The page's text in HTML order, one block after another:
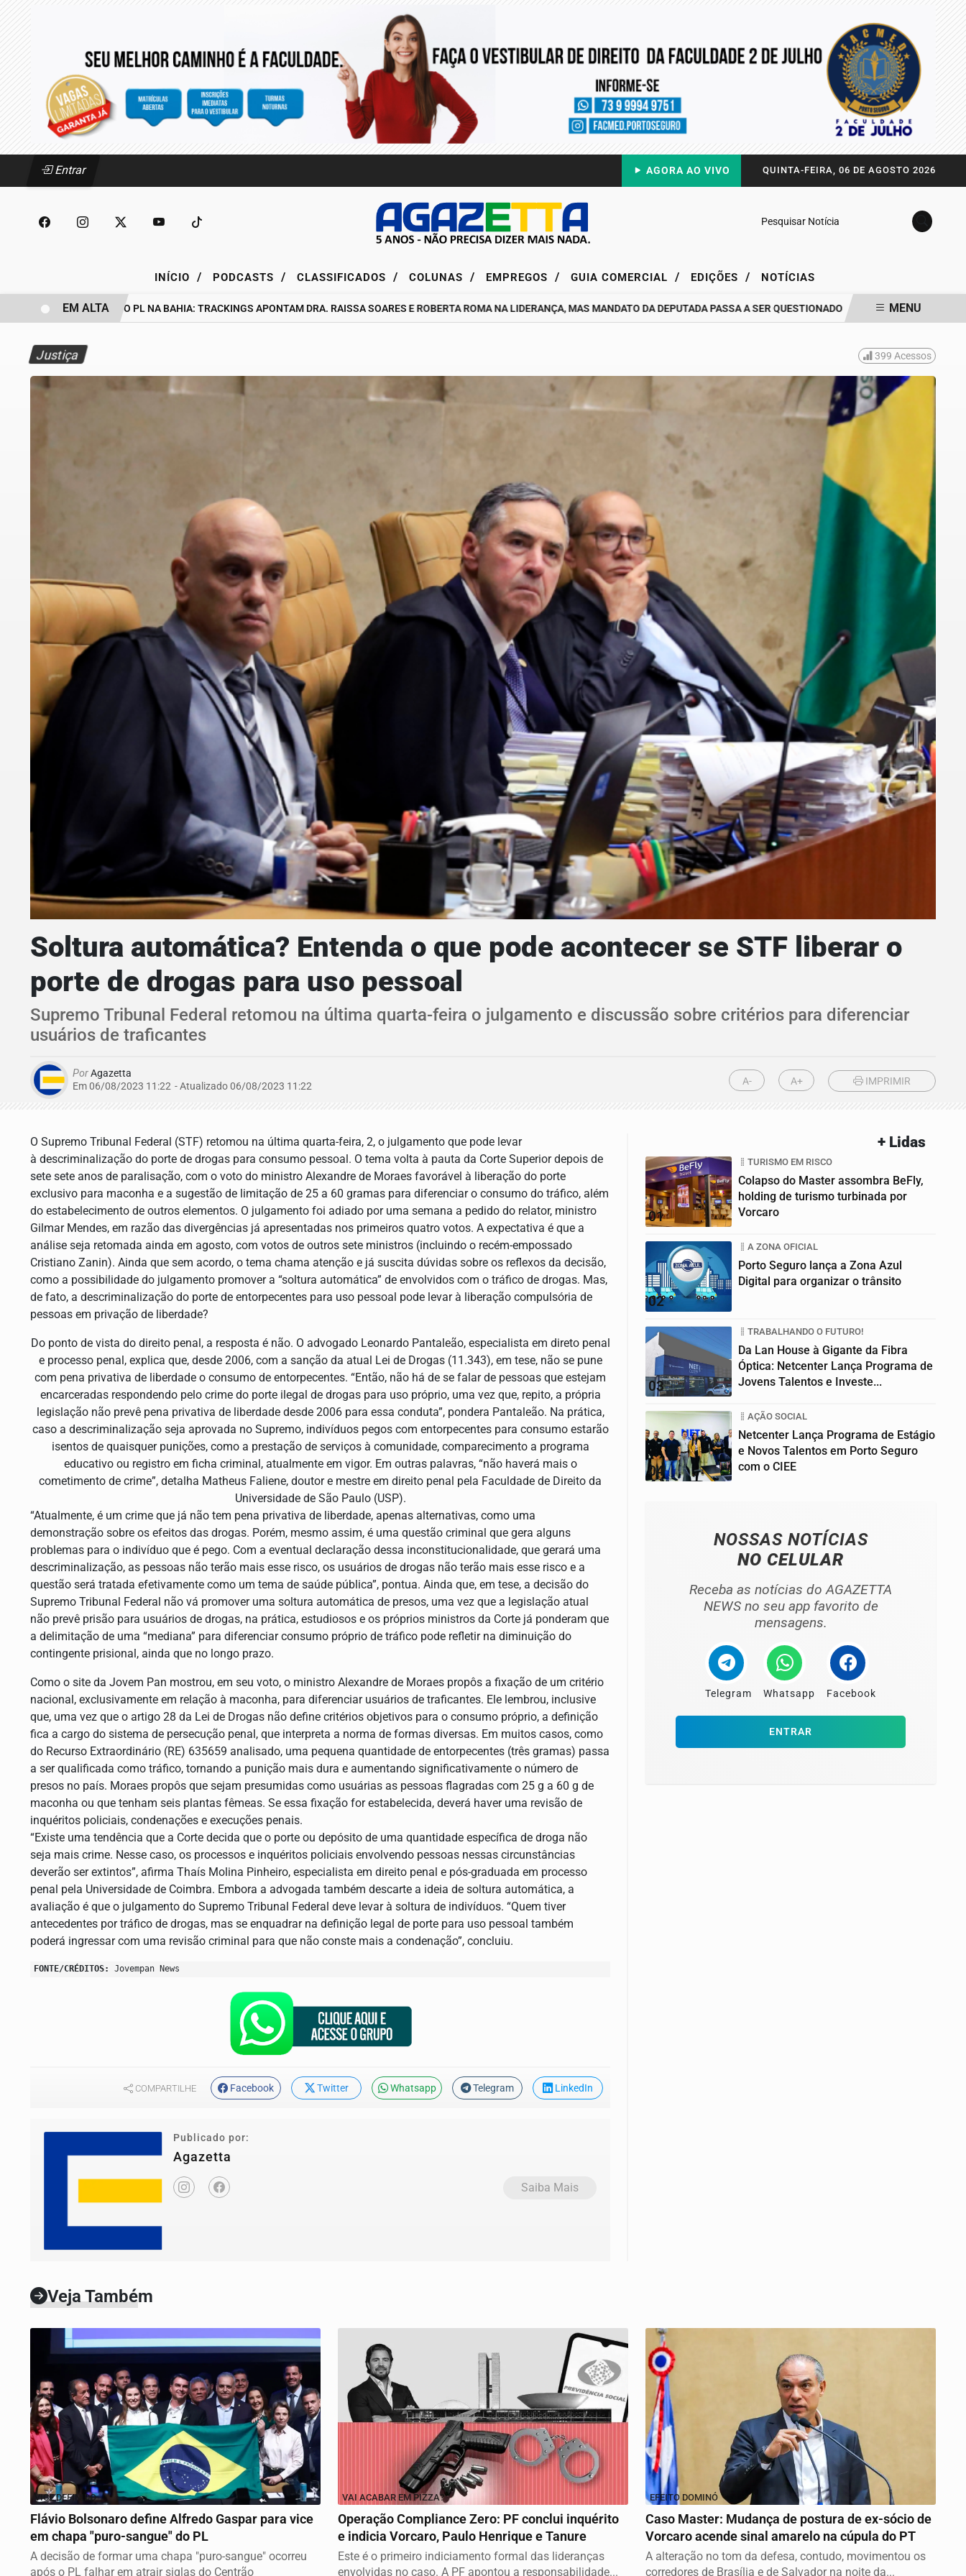
Entrar QUINTA-FEIRA, 06 DE AGOSTO 2026
AGORA AO VIVO
Pesquisar Notícia
INÍCIO / PODCASTS / CLASSIFICADOS / COLUNAS / EMPREGOS / GUIA COMERCIAL / EDIÇÕES / NOTÍCIAS
BASTIDORES DO PL NA BAHIA: TRACKINGS APONTAM DRA. RAISSA SOARES E ROBERTA ROMA NA LIDERANÇA, MAS MANDATO DA DEPUTADA PASSA A SER QUESTIONADO DRA. RAISSA SOARES
EM ALTA MENU
Justiça 399 Acessos
Soltura automática? Entenda o que pode acontecer se STF liberar o
porte de drogas para uso pessoal
Supremo Tribunal Federal retomou na última quarta-feira o julgamento e discussão sobre critérios para diferenciar
usuários de traficantes
PorAgazetta
Em 06/08/2023 11:22 - Atualizado06/08/2023 11:22 A- A+ IMPRIMIR
O Supremo Tribunal Federal (STF) retomou na última quarta-feira, 2, o julgamento que pode levar
à descriminalização do porte de drogas para consumo pessoal. O tema volta à pauta da Corte Superior depois de
sete sete anos de paralisação, com o voto do ministro Alexandre de Moraes favorável à liberação do porte
exclusivo para maconha e a sugestão de limitação de 25 a 60 gramas para diferenciar o consumo do tráfico, além
do estabelecimento de outros elementos. O julgamento foi adiado por uma semana a pedido do relator, ministro
Gilmar Mendes, em razão das divergências já apresentadas nos primeiros quatro votos. A expectativa é que a
análise seja retomada ainda em agosto, com votos de outros sete ministros (incluindo o recém-empossado
Cristiano Zanin). Ainda que sem acordo, o tema chama atenção e já suscita dúvidas sobre os reflexos da decisão,
como a possibilidade do julgamento promover a “soltura automática” de envolvidos com o tráfico de drogas. Mas,
de fato, a descriminalização do porte de entorpecentes para uso pessoal pode levar à liberação compulsória de
pessoas em privação de liberdade?
Do ponto de vista do direito penal, a resposta é não. O advogado Leonardo Pantaleão, especialista em direto penal
e processo penal, explica que, desde 2006, com a sanção da atual Lei de Drogas (11.343), em tese, não se pune
com pena privativa de liberdade o consumo de entorpecentes. “Então, não há de se falar de pessoas que estejam
encarceradas respondendo pelo crime do porte ilegal de drogas para uso próprio, uma vez que, repito, a própria
legislação não prevê pena privativa de liberdade desde 2006 para essa conduta”, pondera Pantaleão. Na prática,
caso a descriminalização seja aprovada no Supremo, indivíduos pegos com entorpecentes para consumo estarão
isentos de quaisquer punições, como a prestação de serviços à comunidade, comparecimento a programa
educativo ou registro em ficha criminal, atualmente em vigor. Em outras palavras, “não haverá mais o
cometimento de crime”, detalha Matheus Faliene, doutor e mestre em direito penal pela Faculdade de Direito da
Universidade de São Paulo (USP).
“Atualmente, é um crime que já não tem pena privativa de liberdade, apenas alternativas, como uma
demonstração sobre os efeitos das drogas. Porém, mesmo assim, é uma questão criminal que gera alguns
problemas para o indivíduo que é pego. Com a eventual declaração dessa inconstitucionalidade, que gerará uma
descriminalização, as pessoas não terão mais esse risco, os usuários de drogas não terão mais esse risco e a
questão será tratada efetivamente como um tema de saúde pública”, pontua. Ainda que, em tese, a decisão do
Supremo Tribunal Federal não vá promover uma soltura automática de presos, uma vez que a legislação atual
não prevê prisão para usuários de drogas, na prática, estudiosos e os próprios ministros da Corte já ponderam que
a delimitação de uma “mediana” para diferenciar consumo próprio de tráfico pode refletir na diminuição do
contingente prisional, ainda que no longo prazo.
Como o site da Jovem Pan mostrou, em seu voto, o ministro Alexandre de Moraes propôs a fixação de um critério
nacional, exclusivamente em relação à maconha, para diferenciar usuários de traficantes. Ele lembrou, inclusive
que, uma vez que o artigo 28 da Lei de Drogas não define critérios objetivos para o consumo próprio, a definição
fica a cargo do sistema de persecução penal, que interpreta a norma de formas diversas. Em muitos casos, como
do Recurso Extraordinário (RE) 635659 analisado, uma pequena quantidade de entorpecentes (três gramas) passa
a ser qualificada como tráfico, tornando a punição mais dura e aumentando significativamente o número de
presos no país. Moraes propôs que sejam presumidas como usuárias as pessoas flagradas com 25 g a 60 g de
maconha ou que tenham seis plantas fêmeas. Se essa fixação for estabelecida, deverá haver uma revisão de
inquéritos policiais, condenações e execuções penais.
“Existe uma tendência que a Corte decida que o porte ou depósito de uma quantidade específica de droga não
seja mais crime. Nesse caso, os processos e inquéritos policiais envolvendo pessoas nessas circunstâncias
deverão ser extintos”, afirma Thaís Molina Pinheiro, especialista em direito penal e pós-graduada em processo
penal pela Universidade de Coimbra. Embora a advogada também descarte a ideia de soltura automática, a
avaliação é que o julgamento do Supremo Tribunal Federal deve levar à soltura de indivíduos. “Quem tiver
antecedentes por tráfico de drogas, mas se enquadrar na definição legal de porte para uso pessoal também
poderá ingressar com uma revisão criminal para que não conste mais a condenação”, concluiu.
FONTE/CRÉDITOS: Jovempan News
COMPARTILHE Facebook Twitter Whatsapp Telegram LinkedIn
Publicado por:
Agazetta
Saiba Mais
+ Lidas
01
TURISMO EM RISCO
Colapso do Master assombra BeFly,
holding de turismo turbinada por
Vorcaro
02
A ZONA OFICIAL
Porto Seguro lança a Zona Azul
Digital para organizar o trânsito
03
TRABALHANDO O FUTURO!
Da Lan House à Gigante da Fibra
Óptica: Netcenter Lança Programa de
Jovens Talentos e Investe...
04
AÇÃO SOCIAL
Netcenter Lança Programa de Estágio
e Novos Talentos em Porto Seguro
com o CIEE
NOSSAS NOTÍCIAS
NO CELULAR
Receba as notícias do AGAZETTA
NEWS no seu app favorito de
mensagens.
Telegram Whatsapp Facebook
ENTRAR
Veja Também
VICE DEFINIDO
Flávio Bolsonaro define Alfredo Gaspar para vice
em chapa "puro-sangue" do PL
A decisão de formar uma chapa "puro-sangue" ocorreu
após o PL falhar em atrair siglas do Centrão
VAI ACABAR EM PIZZA?
Operação Compliance Zero: PF conclui inquérito
e indicia Vorcaro, Paulo Henrique e Tanure
Este é o primeiro indiciamento formal das lideranças
envolvidas no caso. A PF apontou a responsabilidade...
EFEITO DOMINÓ
Caso Master: Mudança de postura de ex-sócio de
Vorcaro acende sinal amarelo na cúpula do PT
A alteração no tom da defesa, contudo, movimentou os
corredores de Brasília e de Salvador na noite da...